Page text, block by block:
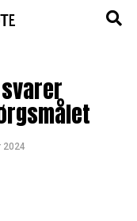
2024